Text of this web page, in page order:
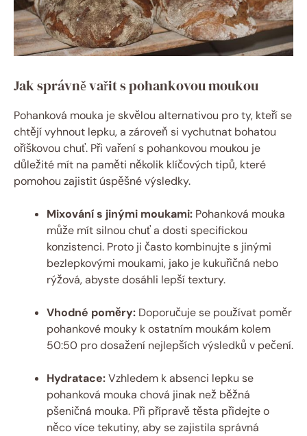
Jak správně vařit s pohankovou moukou
Pohanková mouka ‌je skvělou⁣ alternativou pro ty, kteří ⁤se
chtějí ​vyhnout lepku, a zároveň si vychutnat bohatou
oříškovou chuť. Při vaření s pohankovou moukou je
důležité mít⁢ na paměti několik klíčových tipů, které
⁣pomohou zajistit úspěšné‌ výsledky.
Mixování s⁤ jinými‍ moukami: ⁤Pohanková mouka
⁢může mít silnou chuť a dosti specifickou
konzistenci. Proto ji často kombinujte s ‍jinými
bezlepkovými moukami, jako je ⁤kukuřičná nebo
rýžová, abyste dosáhli lepší textury.
Vhodné poměry: Doporučuje se používat ​poměr
⁢pohankové ⁤mouky k ostatním moukám kolem
50:50 pro dosažení nejlepších výsledků v‍ pečení.
Hydratace:‍Vzhledem k absenci lepku se
pohanková mouka⁣ chová jinak než běžná
pšeničná mouka. Při přípravě těsta přidejte o
něco více ⁤tekutiny, aby se zajistila správná⁣